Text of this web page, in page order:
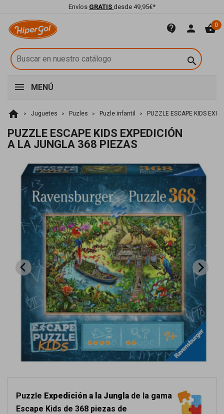
Envíos GRATIS desde 49,95€*
contact_support person shopping_basket0

MENÚ
home Juguetes Puzles Puzle infantil PUZZLE ESCAPE KIDS
PUZZLE ESCAPE KIDS EXPEDICIÓN
A LA JUNGLA 368 PIEZAS
Puzzle Expedición a la Jungla de la gama
Escape Kids de 368 piezas de